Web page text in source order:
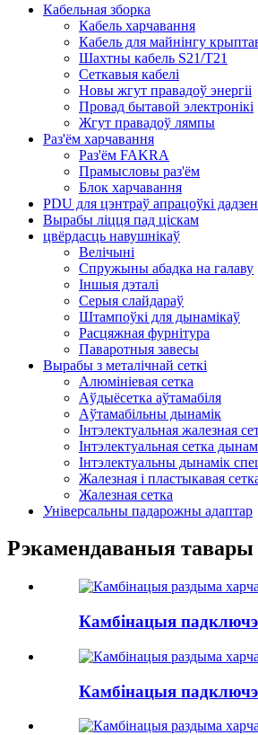
Кабельная зборка
Кабель харчавання
Кабель для майнінгу
Шахтны кабель S21/T21
Сеткавыя кабелі
Новы жгут правадоў энергіі
Провад бытавой электронікі
Жгут правадоў лямпы
Раз'ём харчавання
Раз'ём FAKRA
Прамысловы раз'ём
Блок харчавання
PDU для цэнтраў апрацоўкі
Вырабы ліцця пад ціскам
цвёрдасць навушнікаў
Велічыні
Спружыны абадка на галаву
Іншыя дэталі
Серыя слайдараў
Штампоўкі для дынамікаў
Расцяжная фурнітура
Паваротныя завесы
Вырабы з металічнай сеткі
Алюмініевая сетка
Аўдыёсетка аўтамабіля
Аўтамабільны дынамік
Інтэлектуальная жалезная
Інтэлектуальная сетка
Інтэлектуальны дынамік
Жалезная і пластыкавая
Жалезная сетка
Універсальны падарожны адаптар
Рэкамендаваныя тавары
Камбінацыя
Камбінацыя